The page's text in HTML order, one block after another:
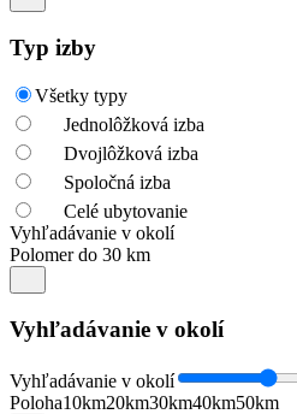
Typ izby
Všetky typy
Jednolôžková izba
Dvojlôžková izba
Spoločná izba
Celé ubytovanie
Vyhľadávanie v okolí
Polomer do 30 km
Vyhľadávanie v okolí
Vyhľadávanie v okolí
Poloha10km20km30km40km50km